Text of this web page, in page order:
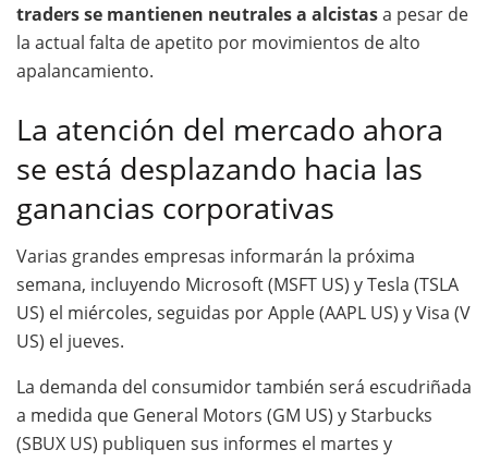
traders se mantienen neutrales a alcistasa pesar de
la actual falta de apetito por movimientos de alto
apalancamiento.
La atención del mercado ahora
se está desplazando hacia las
ganancias corporativas
Varias grandes empresas informarán la próxima
semana, incluyendo Microsoft (MSFT US) y Tesla (TSLA
US) el miércoles, seguidas por Apple (AAPL US) y Visa (V
US) el jueves.
La demanda del consumidor también será escudriñada
a medida que General Motors (GM US) y Starbucks
(SBUX US) publiquen sus informes el martes y